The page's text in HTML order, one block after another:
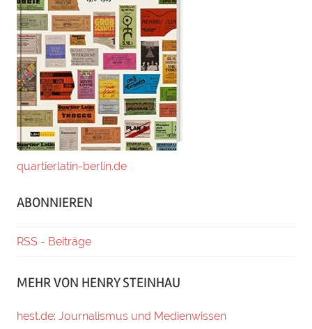
quartierlatin-berlin.de
ABONNIEREN
RSS - Beiträge
MEHR VON HENRY STEINHAU
hest.de: Journalismus und Medienwissen